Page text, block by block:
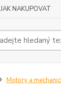
JAK NAKUPOVAT
Motory a